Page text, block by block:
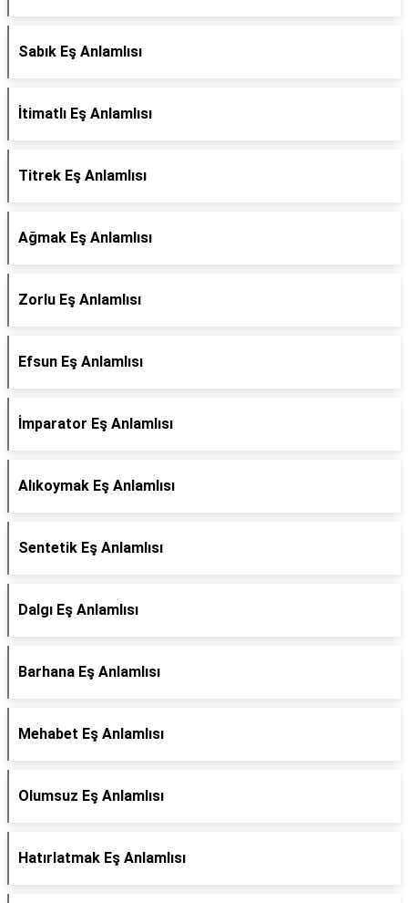
Sabık Eş Anlamlısı
İtimatlı Eş Anlamlısı
Titrek Eş Anlamlısı
Ağmak Eş Anlamlısı
Zorlu Eş Anlamlısı
Efsun Eş Anlamlısı
İmparator Eş Anlamlısı
Alıkoymak Eş Anlamlısı
Sentetik Eş Anlamlısı
Dalgı Eş Anlamlısı
Barhana Eş Anlamlısı
Mehabet Eş Anlamlısı
Olumsuz Eş Anlamlısı
Hatırlatmak Eş Anlamlısı